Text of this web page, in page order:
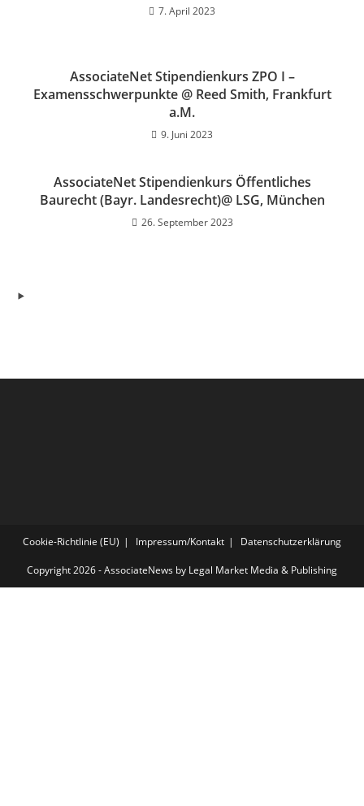
7. April 2023
AssociateNet Stipendienkurs ZPO I –
Examensschwerpunkte @ Reed Smith, Frankfurt
a.M.
9. Juni 2023
AssociateNet Stipendienkurs Öffentliches
Baurecht (Bayr. Landesrecht)@ LSG, München
26. September 2023
Cookie-Richtlinie (EU) Impressum/Kontakt Datenschutzerklärung
Copyright 2026 - AssociateNews by Legal Market Media & Publishing